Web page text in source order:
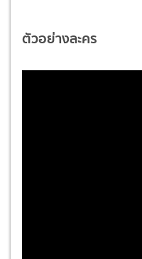
ตัวอย่างละคร